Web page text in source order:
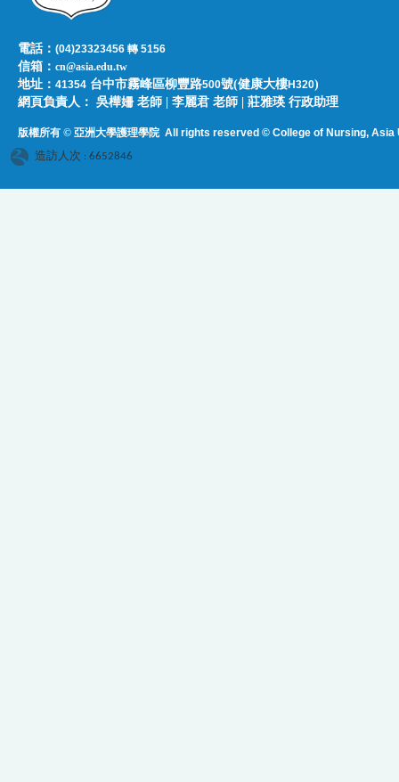
電話：(04)23323456 轉 5156
信箱：cn@asia.edu.tw
地址：41354 台中市霧峰區柳豐路500號(健康大樓H320)
網頁負責人：​​​ ​吳樺姍 老師 | 李麗君 老師 | 莊雅瑛 行政助理
版權所有 © 亞洲大學護理學院All rights reserved © College of Nursing, Asia
造訪人次 : 6652846